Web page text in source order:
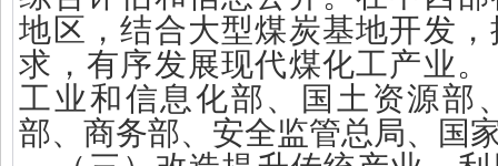
地区，结合大型煤炭基地开发
求，有序发展现代煤化工产业
工业和信息化部、国土资源部
部、商务部、安全监管总局、国